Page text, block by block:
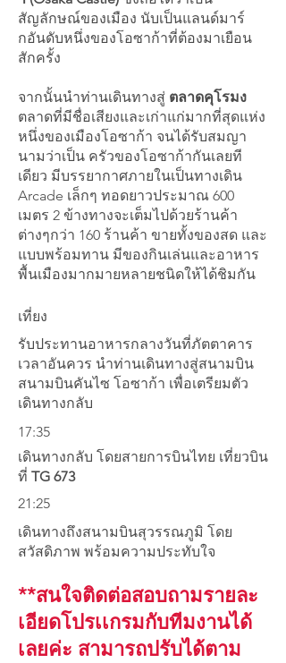
สัญลักษณ์ของเมือง นับเป็นแลนด์มาร์
กอันดับหนึ่งของโอซาก้าที่ต้องมาเยือน
สักครั้ง
จากนั้นนำท่านเดินทางสู่ ตลาดคุโรมง
ตลาดที่มีชื่อเสียงและเก่าแก่มากที่สุดแห่ง
หนึ่งของเมืองโอซาก้า จนได้รับสมญา
นามว่าเป็น ครัวของโอซาก้ากันเลยที
เดียว มีบรรยากาศภายในเป็นทางเดิน
Arcade เล็กๆ ทอดยาวประมาณ 600
เมตร 2 ข้างทางจะเต็มไปด้วยร้านค้า
ต่างๆกว่า 160 ร้านค้า ขายทั้งของสด และ
แบบพร้อมทาน มีของกินเล่นและอาหาร
พื้นเมืองมากมายหลายชนิดให้ได้ชิมกัน
เที่ยง
รับประทานอาหารกลางวันที่ภัตตาคาร
เวลาอันควร นำท่านเดินทางสู่สนามบิน
สนามบินคันไซ โอซาก้า เพื่อเตรียมตัว
เดินทางกลับ
17:35
เดินทางกลับ โดยสายการบินไทย เที่ยวบิน
ที่ TG 673
21:25
เดินทางถึงสนามบินสุวรรณภูมิ โดย
สวัสดิภาพ พร้อมความประทับใจ
**สนใจติดต่อสอบถามรายละ
เอียดโปรเเกรมกับทีมงานได้
เลยค่ะ สามารถปรับได้ตาม